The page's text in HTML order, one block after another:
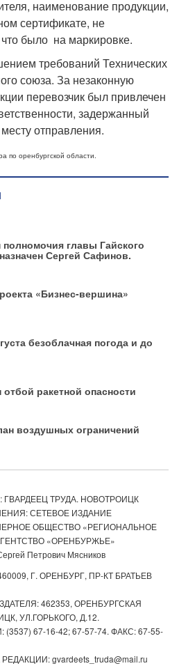
наименование продукции,
сертификате, не
было на маркировке.
требований Технических
союза. За незаконную
перевозчик был привлечен
задержанный
отправления.
по оренбургской области.
главы Гайского
Сергей Сафинов.
«Бизнес‑вершина»
безоблачная погода и до
ракетной опасности
воздушных ограничений
ТРУДА. НОВОТРОИЦК
СЕТЕВОЕ ИЗДАНИЕ
ОБЩЕСТВО «РЕГИОНАЛЬНОЕ
«ОРЕНБУРЖЬЕ»
Петрович Мясников
Г. ОРЕНБУРГ, ПР-КТ БРАТЬЕВ
462353, ОРЕНБУРГСКАЯ
УЛ.ГОРЬКОГО, Д.12.
67-16-42; 67-57-74. ФАКС: 67-55-
gvardeets_truda@mail.ru